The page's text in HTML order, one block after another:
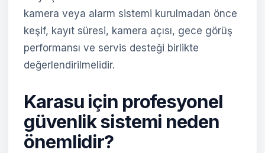
kamera veya alarm sistemi kurulmadan önce
keşif, kayıt süresi, kamera açısı, gece görüş
performansı ve servis desteği birlikte
değerlendirilmelidir.
Karasu için profesyonel
güvenlik sistemi neden
önemlidir?